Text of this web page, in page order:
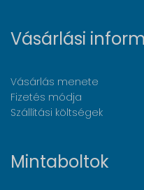
Vásárlási
Vásárlás menete
Fizetés módja
Szállítási költségek
Mintaboltok